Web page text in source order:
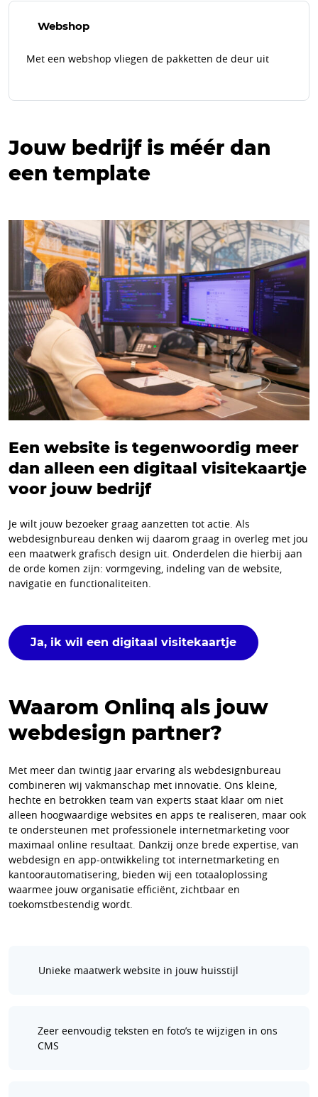
Webshop
Met een webshop vliegen de pakketten de deur uit
Jouw bedrijf is méér dan
een template
Een website is tegenwoordig meer
dan alleen een digitaal visitekaartje
voor jouw bedrijf
Je wilt jouw bezoeker graag aanzetten tot actie. Als
webdesignbureau denken wij daarom graag in overleg met jou
een maatwerk grafisch design uit. Onderdelen die hierbij aan
de orde komen zijn: vormgeving, indeling van de website,
navigatie en functionaliteiten.
Ja, ik wil een digitaal visitekaartje
Waarom Onlinq als jouw
webdesign partner?
Met meer dan twintig jaar ervaring als webdesignbureau
combineren wij vakmanschap met innovatie. Ons kleine,
hechte en betrokken team van experts staat klaar om niet
alleen hoogwaardige websites en apps te realiseren, maar ook
te ondersteunen met professionele internetmarketing voor
maximaal online resultaat. Dankzij onze brede expertise, van
webdesign en app-ontwikkeling tot internetmarketing en
kantoorautomatisering, bieden wij een totaaloplossing
waarmee jouw organisatie efficiënt, zichtbaar en
toekomstbestendig wordt.
Unieke maatwerk website in jouw huisstijl
Zeer eenvoudig teksten en foto’s te wijzigen in ons
CMS